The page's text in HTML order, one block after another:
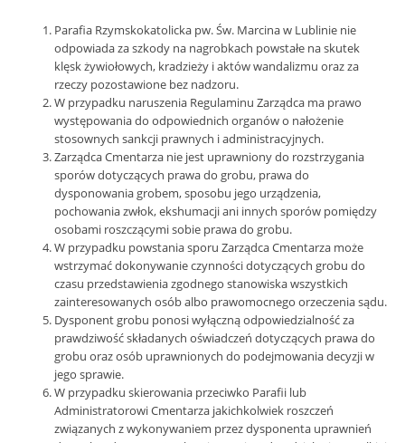
Parafia Rzymskokatolicka pw. Św. Marcina w Lublinie nie
odpowiada za szkody na nagrobkach powstałe na skutek
klęsk żywiołowych, kradzieży i aktów wandalizmu oraz za
rzeczy pozostawione bez nadzoru.
W przypadku naruszenia Regulaminu Zarządca ma prawo
występowania do odpowiednich organów o nałożenie
stosownych sankcji prawnych i administracyjnych.
Zarządca Cmentarza nie jest uprawniony do rozstrzygania
sporów dotyczących prawa do grobu, prawa do
dysponowania grobem, sposobu jego urządzenia,
pochowania zwłok, ekshumacji ani innych sporów pomiędzy
osobami roszczącymi sobie prawa do grobu.
W przypadku powstania sporu Zarządca Cmentarza może
wstrzymać dokonywanie czynności dotyczących grobu do
czasu przedstawienia zgodnego stanowiska wszystkich
zainteresowanych osób albo prawomocnego orzeczenia sądu.
Dysponent grobu ponosi wyłączną odpowiedzialność za
prawdziwość składanych oświadczeń dotyczących prawa do
grobu oraz osób uprawnionych do podejmowania decyzji w
jego sprawie.
W przypadku skierowania przeciwko Parafii lub
Administratorowi Cmentarza jakichkolwiek roszczeń
związanych z wykonywaniem przez dysponenta uprawnień